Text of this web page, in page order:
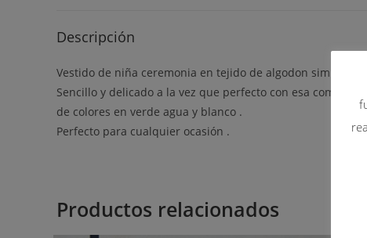
Descripción
Vestido de niña ceremonia en tejido de algodon simulando
Sencillo y delicado a la vez que perfecto con esa
de colores en verde agua y blanco .
Perfecto para cualquier ocasión .
Productos relacionados